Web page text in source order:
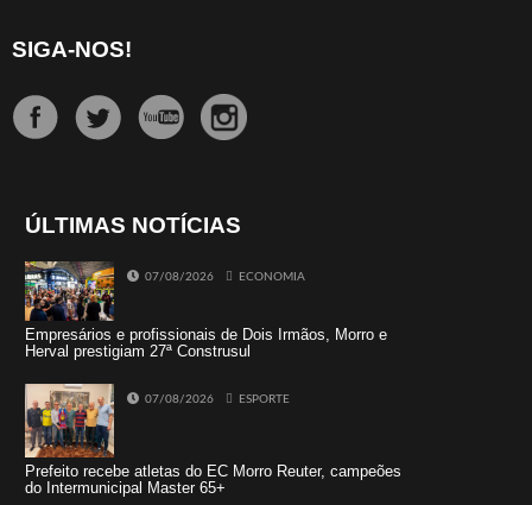
SIGA-NOS!
ÚLTIMAS NOTÍCIAS
07/08/2026 ECONOMIA
Empresários e profissionais de Dois Irmãos, Morro e
Herval prestigiam 27ª Construsul
07/08/2026 ESPORTE
Prefeito recebe atletas do EC Morro Reuter, campeões
do Intermunicipal Master 65+